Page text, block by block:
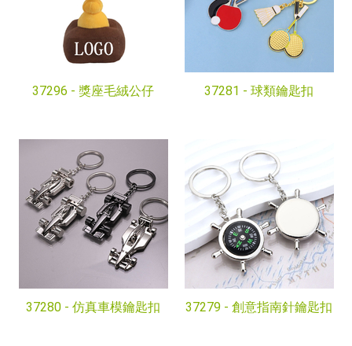
37296 - 獎座毛絨公仔 37281 - 球類鑰匙扣
37280 - 仿真車模鑰匙扣 37279 - 創意指南針鑰匙扣